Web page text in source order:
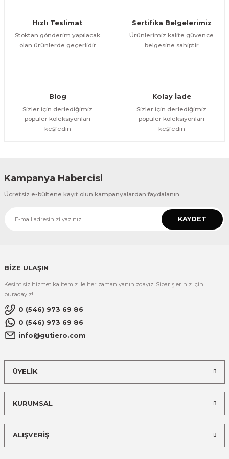
Bu ürüne benzer farklı alternatifler olmalı.
Hızlı Teslimat
Stoktan gönderim yapılacak
olan ürünlerde geçerlidir
Sertifika Belgelerimiz
Ürünlerimiz kalite güvence
belgesine sahiptir
Blog
Sizler için derlediğimiz
popüler koleksiyonları
keşfedin
Kolay İade
Sizler için derlediğimiz
popüler koleksiyonları
keşfedin
Kampanya Habercisi
Ücretsiz e-bültene kayıt olun kampanyalardan faydalanın.
KAYDET
BİZE ULAŞIN
Kesintisiz hizmet kalitemiz ile her zaman yanınızdayız. Siparişleriniz için
buradayız!
0 (546) 973 69 86
0 (546) 973 69 86
info@gutiero.com
ÜYELİK
KURUMSAL
ALIŞVERİŞ